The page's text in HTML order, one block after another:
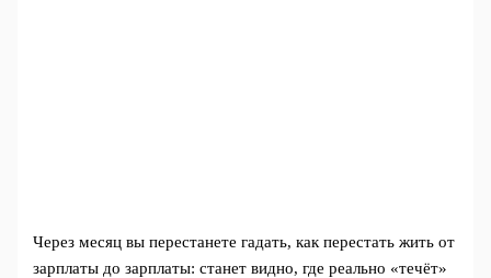
Через месяц вы перестанете гадать, как перестать жить от
зарплаты до зарплаты: станет видно, где реально «течёт»